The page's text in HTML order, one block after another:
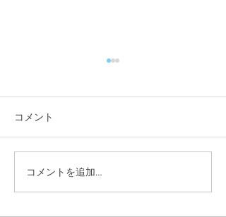
#竣工写真撮影へ。
コメント
コメントを追加…